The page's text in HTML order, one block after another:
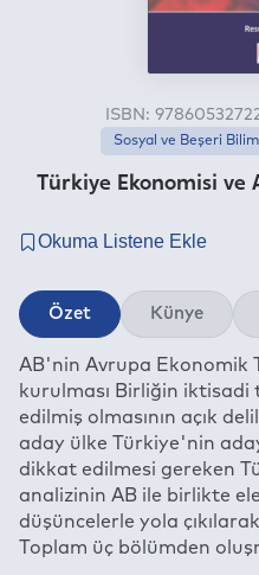
Türkiye Ekonomisi ve
ISBN:
Sosyal ve Beşeri
Özet Künye
AB'nin Avrupa Ekonomik
kurulması Birliğin iktisadi
edilmiş olmasının açık
aday ülke Türkiye'nin
dikkat edilmesi gereken
analizinin AB ile birlikte
düşüncelerle yola
Toplam üç bölümden